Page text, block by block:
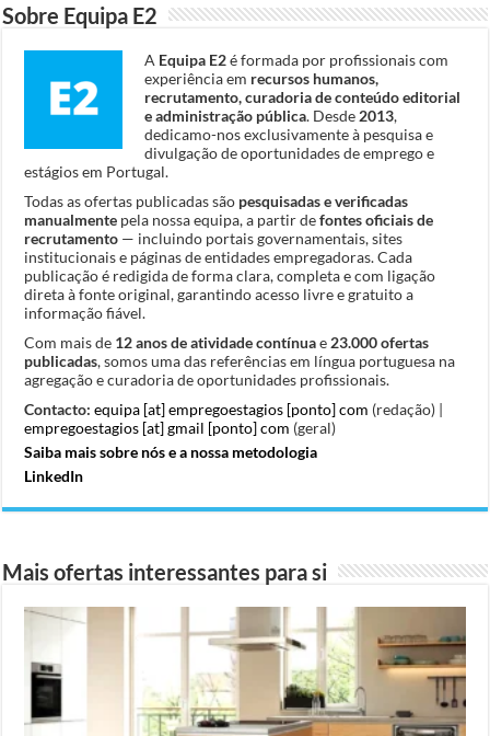
Sobre Equipa E2
A Equipa E2é formada por profissionais com
experiência em recursos humanos,
recrutamento, curadoria de conteúdo editorial
e administração pública. Desde 2013,
dedicamo-nos exclusivamente à pesquisa e
divulgação de oportunidades de emprego e
estágios em Portugal.
Todas as ofertas publicadas são pesquisadas e verificadas
manualmente pela nossa equipa, a partir defontes oficiais de
recrutamento — incluindo portais governamentais, sites
institucionais e páginas de entidades empregadoras. Cada
publicação é redigida de forma clara, completa e com ligação
direta à fonte original, garantindo acesso livre e gratuito a
informação fiável.
Com mais de 12 anos de atividade contínuae 23.000 ofertas
publicadas, somos uma das referências em língua portuguesa na
agregação e curadoria de oportunidades profissionais.
Contacto: equipa [at] empregoestagios [ponto] com (redação) |
empregoestagios [at] gmail [ponto] com (geral)
Saiba mais sobre nós e a nossa metodologia
LinkedIn
Mais ofertas interessantes para si